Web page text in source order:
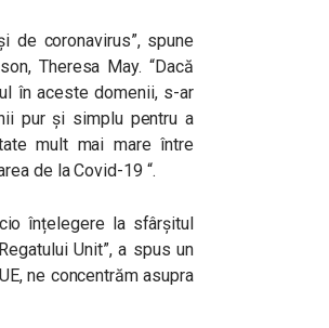
de coronavirus”, spune
Theresa May. “Dacă
în aceste domenii, s-ar
pur și simplu pentru a
mult mai mare între
de la Covid-19 “.
înțelegere la sfârșitul
Unit”, a spus un
ne concentrăm asupra